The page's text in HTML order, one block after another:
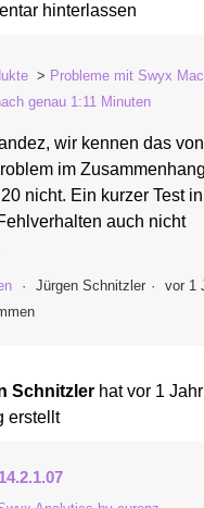
hinterlassen
Probleme mit Swyx
genau 1:11 Minuten
wir kennen das
im
nicht. Ein kurzer Test
auch nicht
Jürgen Schnitzler
vor 1
Schnitzler hatvor 1 Jahr
erstellt